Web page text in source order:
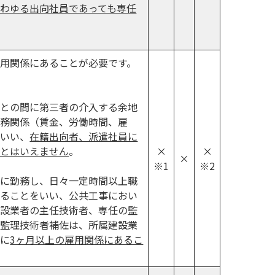
ゆる出向社員であっても専任
関係にあることが必要です。
の間に第三者の介入する余地
関係（賃金、労働時間、雇
い、在籍出向者、派遣社員に
はいえません。
勤務し、日々一定時間以上職
ことをいい、公共工事におい
業者の主任技術者、専任の監
理技術者補佐は、所属建設業
3ヶ月以上の雇用関係にあるこ
×
※1
×
×
※2